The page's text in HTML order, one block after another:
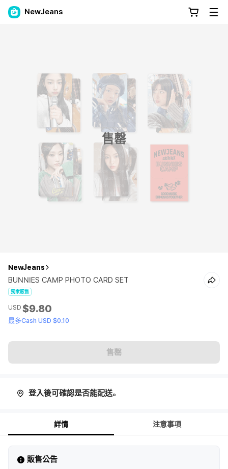
NewJeans
售罄
NewJeans
BUNNIES CAMP PHOTO CARD SET
獨家販售
USD $9.80
最多Cash USD $0.10
售罄
登入後可確認是否能配送。
詳情 注意事項
販售公告